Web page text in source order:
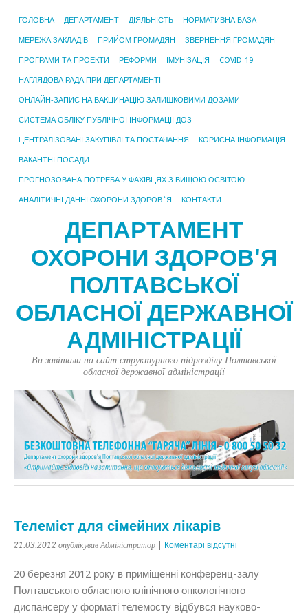
ГОЛОВНА ДЕПАРТАМЕНТ ДІЯЛЬНІСТЬ НОРМАТИВНА БАЗА
МЕРЕЖА ЗАКЛАДІВ ПРИЙОМ ГРОМАДЯН ЗВЕРНЕННЯ ГРОМАДЯН
ПРОГРАМИ ТА ПРОЕКТИ РЕФОРМИ ІМУНІЗАЦІЯ COVID-19
НАГЛЯДОВА РАДА ПРИ ДЕПАРТАМЕНТІ
ОНЛАЙН-ЗАПИС НА ВАКЦИНАЦІЮ ЗАЛИШКОВИМИ ДОЗАМИ
СИСТЕМА ОБЛІКУ ПУБЛІЧНОЇ ІНФОРМАЦІЇ ДОЗ
ЦЕНТРАЛІЗОВАНІ ЗАКУПІВЛІ ТА ПОСТАЧАННЯ КОРИСНА ІНФОРМАЦІЯ
ВАКАНТНІ ПОСАДИ
ПРОГНОЗОВАНА ПОТРЕБА У ФАХІВЦЯХ З ВИЩОЮ ОСВІТОЮ
АНАЛІТИЧНІ ДАННІ ОХОРОНИ ЗДОРОВ`Я КОНТАКТИ
ДЕПАРТАМЕНТ
ОХОРОНИ ЗДОРОВ'Я
ПОЛТАВСЬКОЇ
ОБЛАСНОЇ ДЕРЖАВНОЇ
АДМІНІСТРАЦІЇ
Ви завітали на сайт структурного підрозділу Полтавської
обласної державної адміністрації
Телеміст для сімейних лікарів
21.03.2012 опублікував Адміністратор Коментарі відсутні
20 березня 2012 року в приміщенні конференц-залу
Полтавського обласного клінічного онкологічного
диспансеру у форматі телемосту відбувся науково-